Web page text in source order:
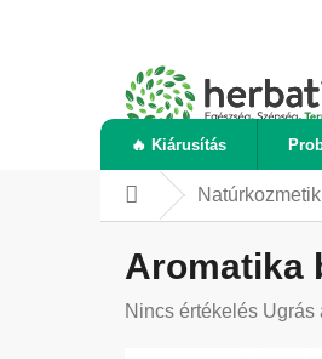
🔥 Kiárusítás
Kezdőlap
Aromatika
A
Nincs értékelés Ugrás